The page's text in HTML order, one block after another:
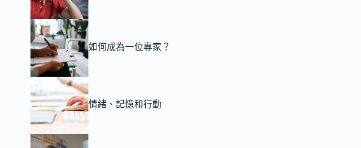
如何成為一位專家？
情緒、記憶和行動